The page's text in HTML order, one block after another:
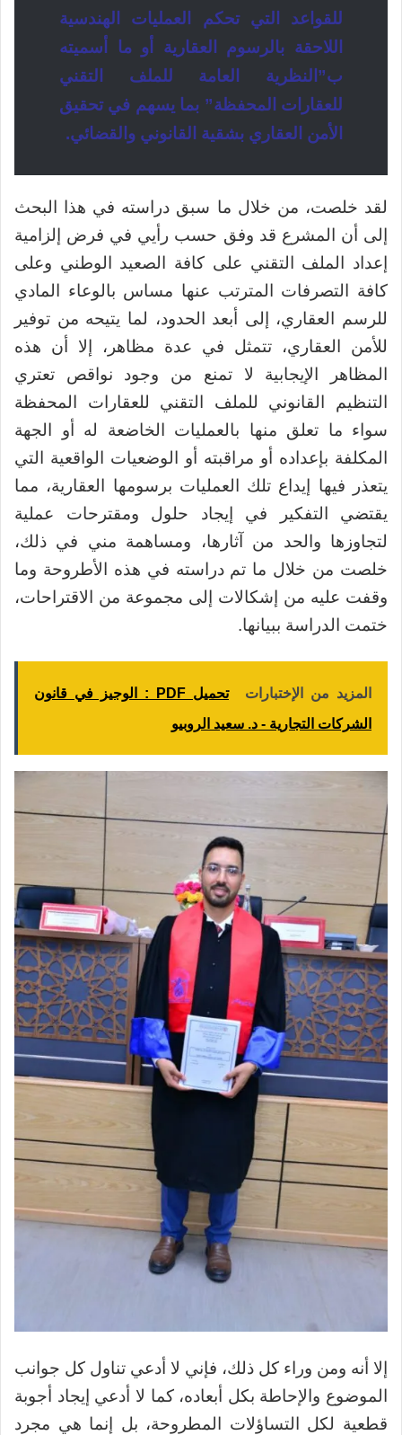
للقواعد التي تحكم العمليات الهندسية
اللاحقة بالرسوم العقارية أو ما أسميته
ب”النظرية العامة للملف التقني
للعقارات المحفظة” بما يسهم في تحقيق
الأمن العقاري بشقية القانوني والقضائي.
لقد خلصت، من خلال ما سبق دراسته في هذا البحث
إلى أن المشرع قد وفق حسب رأيي في فرض إلزامية
إعداد الملف التقني على كافة الصعيد الوطني وعلى
كافة التصرفات المترتب عنها مساس بالوعاء المادي
للرسم العقاري، إلى أبعد الحدود، لما يتيحه من توفير
للأمن العقاري، تتمثل في عدة مظاهر، إلا أن هذه
المظاهر الإيجابية لا تمنع من وجود نواقص تعتري
التنظيم القانوني للملف التقني للعقارات المحفظة
سواء ما تعلق منها بالعمليات الخاضعة له أو الجهة
المكلفة بإعداده أو مراقبته أو الوضعيات الواقعية التي
يتعذر فيها إيداع تلك العمليات برسومها العقارية، مما
يقتضي التفكير في إيجاد حلول ومقترحات عملية
لتجاوزها والحد من آثارها، ومساهمة مني في ذلك،
خلصت من خلال ما تم دراسته في هذه الأطروحة وما
وقفت عليه من إشكالات إلى مجموعة من الاقتراحات،
ختمت الدراسة ببيانها.
المزيد من الإختبارات
تحميل PDF : الوجيز في قانون
الشركات التجارية - د. سعيد الروبيو
إلا أنه ومن وراء كل ذلك، فإني لا أدعي تناول كل جوانب
الموضوع والإحاطة بكل أبعاده، كما لا أدعي إيجاد أجوبة
قطعية لكل التساؤلات المطروحة، بل إنما هي مجرد